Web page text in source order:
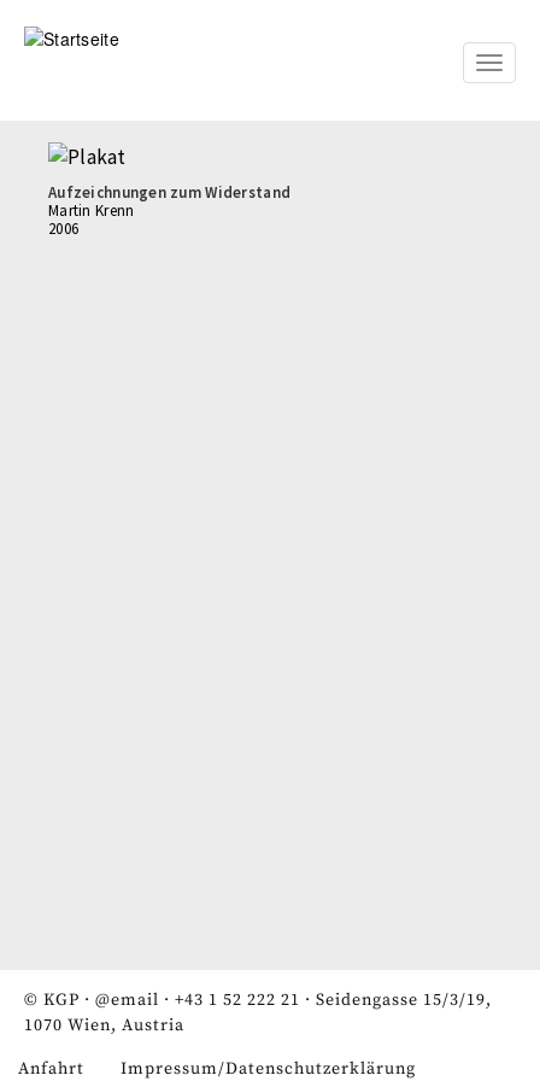
zum
Toggle
Aufzeichnungen zum Widerstand
Martin Krenn
2006
© KGP · @email · +43 1 52 222 21 · Seidengasse 15/3/19,
1070 Wien, Austria
Anfahrt Impressum/Datenschutzerklärung